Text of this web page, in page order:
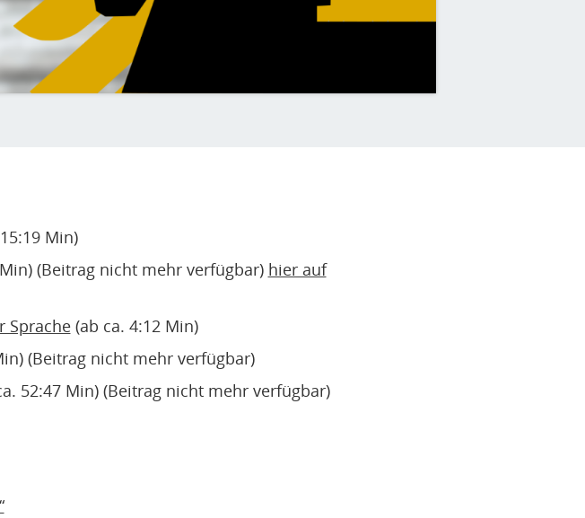
Min)
(Beitrag nicht mehr verfügbar) hier auf
Sprache(ab ca. 4:12 Min)
(Beitrag nicht mehr verfügbar)
52:47 Min) (Beitrag nicht mehr verfügbar)